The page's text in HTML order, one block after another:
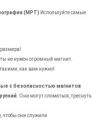
(МРТ) Используйте самые
не нужен огромный магнит.
как вам нужно!
с безопасностью магнитов
. Они могут сломаться, треснуть
они служили